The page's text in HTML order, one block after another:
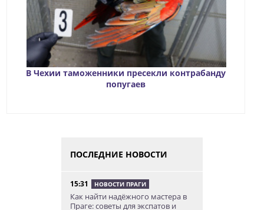
В Чехии таможенники пресекли контрабанду
попугаев
ПОСЛЕДНИЕ НОВОСТИ
15:31 НОВОСТИ ПРАГИ
Как найти надёжного мастера в
Праге: советы для экспатов и